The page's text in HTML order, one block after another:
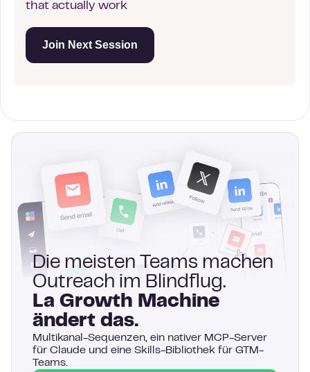
that actually work
Join Next Session
Die meisten Teams machen
Outreach im Blindflug.
La Growth Machine
ändert das.
Multikanal-Sequenzen, ein nativer MCP-Server
für Claude und eine Skills-Bibliothek für GTM-
Teams.